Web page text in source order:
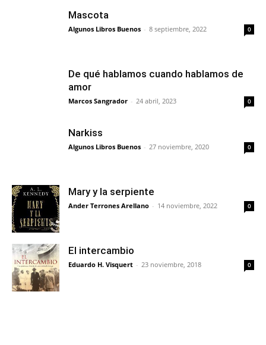
Mascota
Algunos Libros Buenos - 8 septiembre, 2022 0
De qué hablamos cuando hablamos de
amor
Marcos Sangrador - 24 abril, 2023 0
Narkiss
Algunos Libros Buenos - 27 noviembre, 2020 0
Mary y la serpiente
Ander Terrones Arellano - 14 noviembre, 2022 0
El intercambio
Eduardo H. Visquert - 23 noviembre, 2018 0